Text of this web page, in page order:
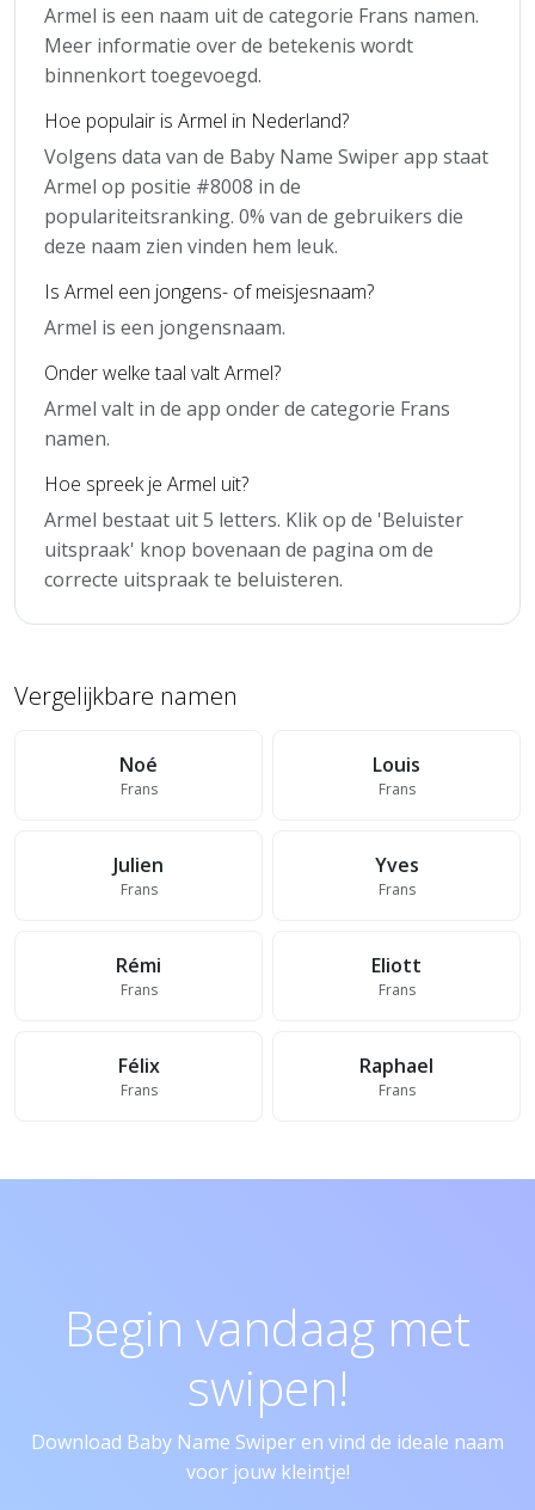
Armel is een naam uit de categorie Frans namen.
Meer informatie over de betekenis wordt
binnenkort toegevoegd.
Hoe populair is Armel in Nederland?
Volgens data van de Baby Name Swiper app staat
Armel op positie #8008 in de
populariteitsranking. 0% van de gebruikers die
deze naam zien vinden hem leuk.
Is Armel een jongens- of meisjesnaam?
Armel is een jongensnaam.
Onder welke taal valt Armel?
Armel valt in de app onder de categorie Frans
namen.
Hoe spreek je Armel uit?
Armel bestaat uit 5 letters. Klik op de 'Beluister
uitspraak' knop bovenaan de pagina om de
correcte uitspraak te beluisteren.
Vergelijkbare namen
Noé
Frans
Louis
Frans
Julien
Frans
Yves
Frans
Rémi
Frans
Eliott
Frans
Félix
Frans
Raphael
Frans
Begin vandaag met
swipen!
Download Baby Name Swiper en vind de ideale naam
voor jouw kleintje!